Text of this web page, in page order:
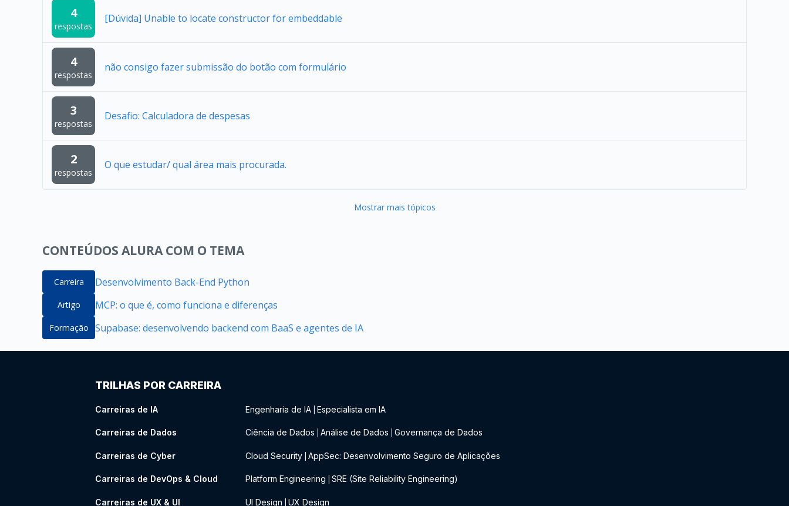
4
respostas
[Dúvida] Unable to locate constructor for embeddable
4
respostas
não consigo fazer submissão do botão com formulário
3
respostas
Desafio: Calculadora de despesas
2
respostas
O que estudar/ qual área mais procurada.
Mostrar mais tópicos
CONTEÚDOS ALURA COM O TEMA
Carreira Desenvolvimento Back-End Python
Artigo MCP: o que é, como funciona e diferenças
Formação Supabase: desenvolvendo backend com BaaS e agentes de IA
TRILHAS POR CARREIRA
Carreiras de IA Engenharia de IA Especialista em IA
Carreiras de Dados Ciência de Dados Análise de Dados Governança de Dados
Carreiras de Cyber Cloud Security AppSec: Desenvolvimento Seguro de Aplicações
Carreiras de DevOps & Cloud Platform Engineering SRE (Site Reliability Engineering)
Carreiras de UX & UI UI Design UX Design